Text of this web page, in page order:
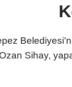
Ozan Sihay,